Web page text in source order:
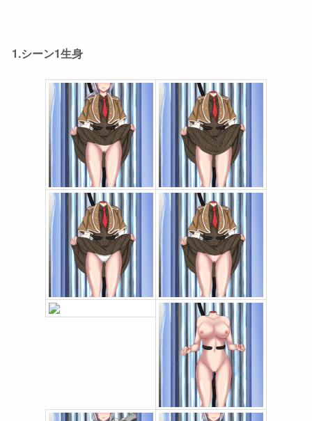
1.シーン1生身